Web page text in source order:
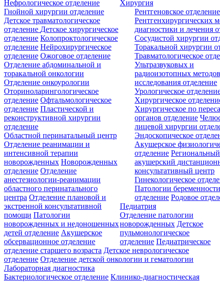
Нефрологическое отделение
Хирургия
Гнойной хирургии отделение
Детское травматологическое
отделение Детское хирургическое
отделение Колопроктологическое
отделение Нейрохирургическое
отделение Ожоговое отделение
Отделение абдоминальной и
торакальной онкологии
Отделение онкоурологии
Оториноларингологическое
отделение Офтальмологическое
отделение Пластической и
реконструктивной хирургии
отделение
Рентгеновское отделение
Рентгенхирургических
диагностики и лечения
Сосудистой хирургии
Торакальной хирургии
Травматологическое
Ультразвуковых и
радиоизотопных
исследования отделение
Урологическое
Хирургическое
Хирургическое по
органов отделение
лицевой хирургии
Эндоскопическое
Областной перинатальный центр
Отделение реанимации и
интенсивной терапии
новорожденных Новорожденных
отделение Отделение
анестезиологии-реанимации
областного перинатального
центра Отделение плановой и
экстренной консультативной
помощи Патологии
новорожденных и недоношенных
детей отделение Акушерское
обсервационное отделение
Акушерское
отделение Региональный
акушерский
консультативный центр
Гинекологическое
Патологии
отделение Родовое
Педиатрия
Отделение патологии
новорожденных Детское
пульмонологическое
отделение Педиатрическое
отделение старшего возраста Детское неврологическое
отделение Отделение детской онкологии и гематологии
Лабораторная диагностика
Бактериологическое отделение Клинико-диагностическая